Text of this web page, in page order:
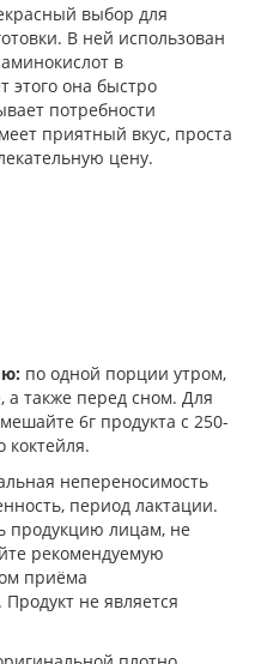
выбор для
В ней использован
в
этого она быстро
потребности
приятный вкус, проста
цену.
по одной порции утром,
а также перед сном. Для
6г продукта с 250-
коктейля.
непереносимость
период лактации.
продукцию лицам, не
рекомендуемую
приёма
не является